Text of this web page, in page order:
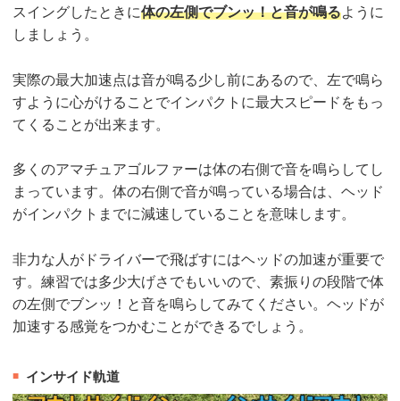
スイングしたときに体の左側でブンッ！と音が鳴るように
しましょう。
実際の最大加速点は音が鳴る少し前にあるので、左で鳴ら
すように心がけることでインパクトに最大スピードをもっ
てくることが出来ます。
多くのアマチュアゴルファーは体の右側で音を鳴らしてし
まっています。体の右側で音が鳴っている場合は、ヘッド
がインパクトまでに減速していることを意味します。
非力な人がドライバーで飛ばすにはヘッドの加速が重要で
す。練習では多少大げさでもいいので、素振りの段階で体
の左側でブンッ！と音を鳴らしてみてください。ヘッドが
加速する感覚をつかむことができるでしょう。
インサイド軌道